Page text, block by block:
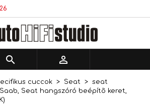
 
cuccok Seat
seat
Seat hangszóró beépítõ keret,
×
létrehozása ×
×
Mégsem Bejelentkezés